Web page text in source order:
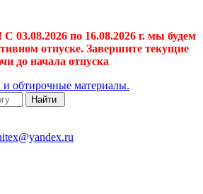
03.08.2026 по 16.08.2026 г. мы будем
отпуске. Завершите текущие
до начала отпуска
Найти